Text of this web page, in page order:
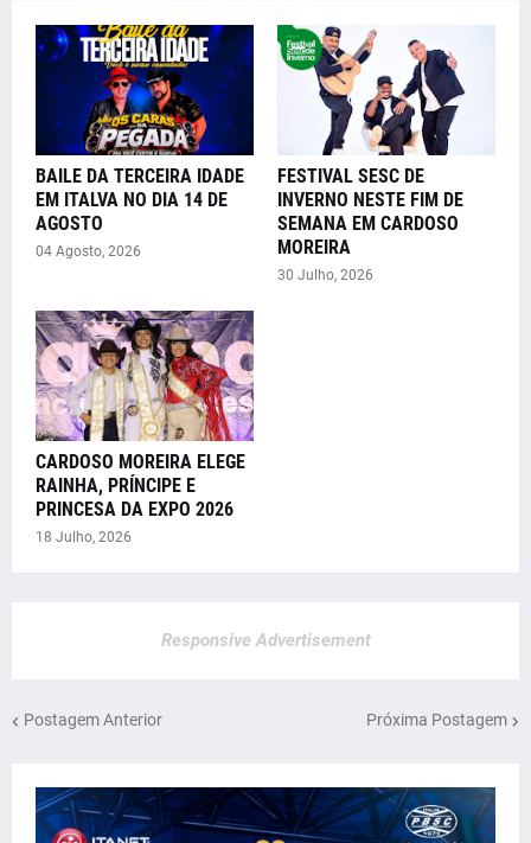
BAILE DA TERCEIRA IDADE
EM ITALVA NO DIA 14 DE
AGOSTO
04 Agosto, 2026
FESTIVAL SESC DE
INVERNO NESTE FIM DE
SEMANA EM CARDOSO
MOREIRA
30 Julho, 2026
CARDOSO MOREIRA ELEGE
RAINHA, PRÍNCIPE E
PRINCESA DA EXPO 2026
18 Julho, 2026
Responsive Advertisement
Postagem Anterior Próxima Postagem